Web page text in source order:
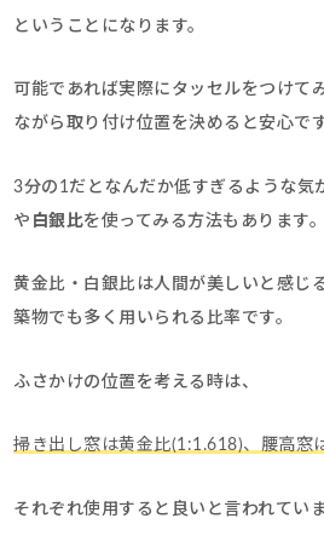
ということになります。
可能であれば実際にタッセルをつけて
ながら取り付け位置を決めると安心です
3分の1だとなんだか低すぎるような気
や 白銀比を使ってみる方法もあります。
黄金比・白銀比は人間が美しいと感じ
築物でも多く用いられる比率です。
ふさかけの位置を考える時は、
掃き出し窓は黄金比(1:1.618)、腰高窓
それぞれ使用すると良いと言われていま